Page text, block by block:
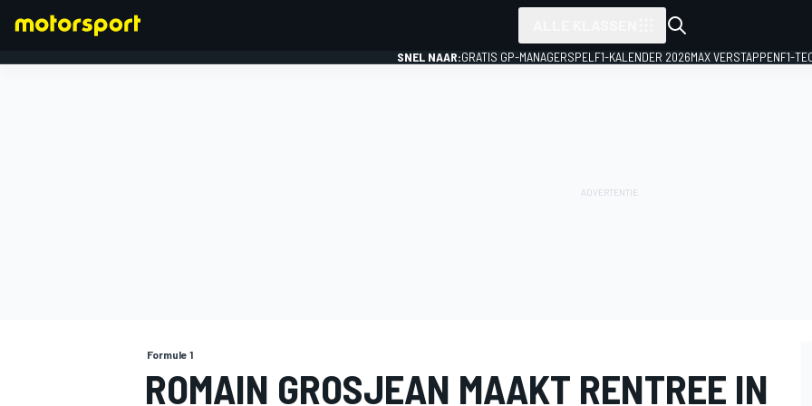
SNEL NAAR:GRATIS GP-MANAGERSPEL F1-KALENDER 2026MAX VERSTAPPENF1-
Formule 1
ROMAIN GROSJEAN MAAKT RENTREE IN